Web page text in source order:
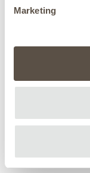
Marketing